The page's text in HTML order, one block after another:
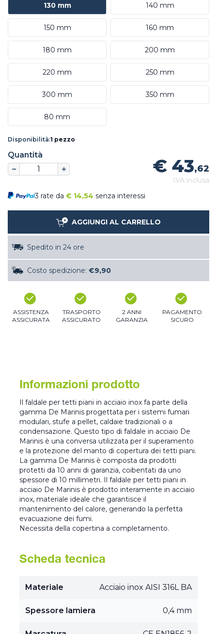
130 mm 140 mm
150 mm 160 mm
180 mm 200 mm
220 mm 250 mm
300 mm 350 mm
80 mm
Disponibilità:1 pezzo
Quantità
€ 43,62
IVA inclusa
3 rate da € 14,54 senza interessi
AGGIUNGI AL CARRELLO
Spedito in 24 ore
Costo spedizione: €9,90
ASSISTENZA
ASSICURATA
TRASPORTO
ASSICURATO
2 ANNI
GARANZIA
PAGAMENTO
SICURO
Informazioni prodotto
Il faldale per tetti piani in acciaio inox fa parte della
gamma De Marinis progettata per i sistemi fumari
modulari, stufe a pellet, caldaie tradizionali o a
condensazione. Questo tipo di faldale in acciaio De
Marinis è una conversa utilizzata per il superamento
e la protezione del manto di copertura dei tetti piani.
La gamma De Marinis è composta da prodotti
protetti da 10 anni di garanzia, coibentati da uno
spessore di 10 millimetri. Il faldale per tetti piani in
acciaio De Marinis è prodotto interamente in acciaio
inox, materiale ideale che garantisce il
mantenimento del calore, generando la perfetta
evacuazione dei fumi.
Necessita della copertina a completamento.
Scheda tecnica
Materiale Acciaio inox AISI 316L BA
Spessore lamiera 0,4 mm